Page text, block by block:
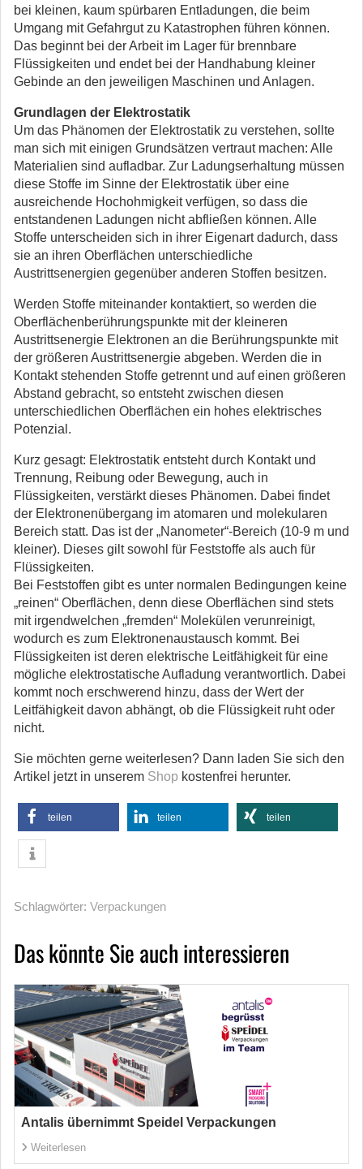
bei kleinen, kaum spürbaren Entladungen, die beim
Umgang mit Gefahrgut zu Katastrophen führen können.
Das beginnt bei der Arbeit im Lager für brennbare
Flüssigkeiten und endet bei der Handhabung kleiner
Gebinde an den jeweiligen Maschinen und Anlagen.
Grundlagen der Elektrostatik
Um das Phänomen der Elektrostatik zu verstehen, sollte
man sich mit einigen Grundsätzen vertraut machen: Alle
Materialien sind aufladbar. Zur Ladungserhaltung müssen
diese Stoffe im Sinne der Elektrostatik über eine
ausreichende Hochohmigkeit verfügen, so dass die
entstandenen Ladungen nicht abfließen können. Alle
Stoffe unterscheiden sich in ihrer Eigenart dadurch, dass
sie an ihren Oberflächen unterschiedliche
Austrittsenergien gegenüber anderen Stoffen besitzen.
Werden Stoffe miteinander kontaktiert, so werden die
Oberflächenberührungspunkte mit der kleineren
Austrittsenergie Elektronen an die Berührungspunkte mit
der größeren Austrittsenergie abgeben. Werden die in
Kontakt stehenden Stoffe getrennt und auf einen größeren
Abstand gebracht, so entsteht zwischen diesen
unterschiedlichen Oberflächen ein hohes elektrisches
Potenzial.
Kurz gesagt: Elektrostatik entsteht durch Kontakt und
Trennung, Reibung oder Bewegung, auch in
Flüssigkeiten, verstärkt dieses Phänomen. Dabei findet
der Elektronenübergang im atomaren und molekularen
Bereich statt. Das ist der „Nanometer“-Bereich (10-9 m und
kleiner). Dieses gilt sowohl für Feststoffe als auch für
Flüssigkeiten.
Bei Feststoffen gibt es unter normalen Bedingungen keine
„reinen“ Oberflächen, denn diese Oberflächen sind stets
mit irgendwelchen „fremden“ Molekülen verunreinigt,
wodurch es zum Elektronenaustausch kommt. Bei
Flüssigkeiten ist deren elektrische Leitfähigkeit für eine
mögliche elektrostatische Aufladung verantwortlich. Dabei
kommt noch erschwerend hinzu, dass der Wert der
Leitfähigkeit davon abhängt, ob die Flüssigkeit ruht oder
nicht.
Sie möchten gerne weiterlesen? Dann laden Sie sich den
Artikel jetzt in unserem Shop kostenfrei herunter.
teilen teilen teilen
Schlagwörter: Verpackungen
Das könnte Sie auch interessieren
Antalis übernimmt Speidel Verpackungen
Weiterlesen